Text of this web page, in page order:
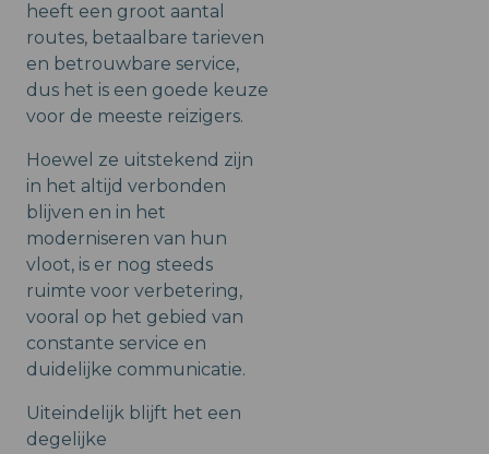
heeft een groot aantal
routes, betaalbare tarieven
en betrouwbare service,
dus het is een goede keuze
voor de meeste reizigers.
Hoewel ze uitstekend zijn
in het altijd verbonden
blijven en in het
moderniseren van hun
vloot, is er nog steeds
ruimte voor verbetering,
vooral op het gebied van
constante service en
duidelijke communicatie.
Uiteindelijk blijft het een
degelijke